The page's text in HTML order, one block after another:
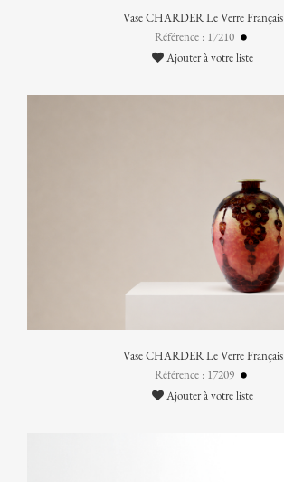
Vase CHARDER Le Verre Français
Référence : 17210
Ajouter à votre liste
Vase CHARDER Le Verre Français
Référence : 17209
Ajouter à votre liste